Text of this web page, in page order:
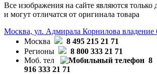
Все изображения на сайте являются только
и могут отличатся от оригинала товара
Москва, ул. Адмирала Корнилова владение
Москва
8 495 215 21 71
Регионы
8 800 333 21 71
Моб. тел
8
916 333 21 71